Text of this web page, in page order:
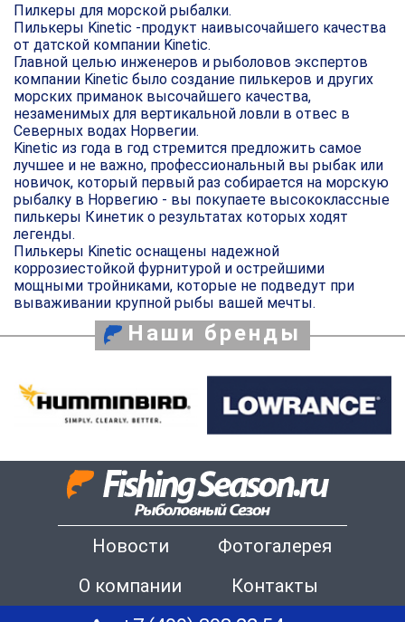
Пилкеры для морской рыбалки.
Пилькеры Kinetic -продукт наивысочайшего качества
от датской компании Kinetic.
Главной целью инженеров и рыболовов экспертов
компании Kinetic было создание пилькеров и других
морских приманок высочайшего качества,
незаменимых для вертикальной ловли в отвес в
Северных водах Норвегии.
Kinetic из года в год стремится предложить самое
лучшее и не важно, профессиональный вы рыбак или
новичок, который первый раз собирается на морскую
рыбалку в Норвегию - вы покупаете высококлассные
пилькеры Кинетик о результатах которых ходят
легенды.
Пилькеры Kinetic оснащены надежной
коррозиестойкой фурнитурой и острейшими
мощными тройниками, которые не подведут при
вываживании крупной рыбы вашей мечты.
Наши бренды
Новости
Фотогалерея
О компании
Контакты